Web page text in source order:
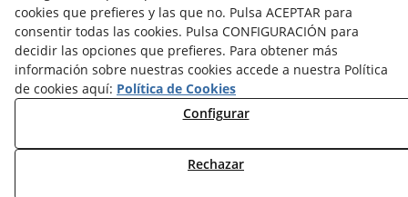
Actualidad Privacidad Cookies Aviso Legal
Términos y Condiciones de Uso Canal denuncias
Política de Seguridad - ENS
Estado del Servicio
Lunes a Viernes:
8:00a15:00h
cookies que prefieres y las que no. Pulsa ACEPTAR para
consentir todas las cookies. Pulsa CONFIGURACIÓN para
decidir las opciones que prefieres. Para obtener más
información sobre nuestras cookies accede a nuestra Política
de cookies aquí: Política de Cookies
Configurar
Rechazar